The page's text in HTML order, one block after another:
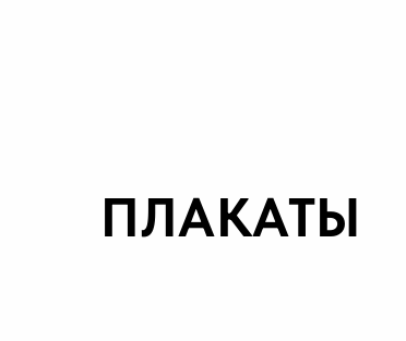
ПЛАКАТЫ